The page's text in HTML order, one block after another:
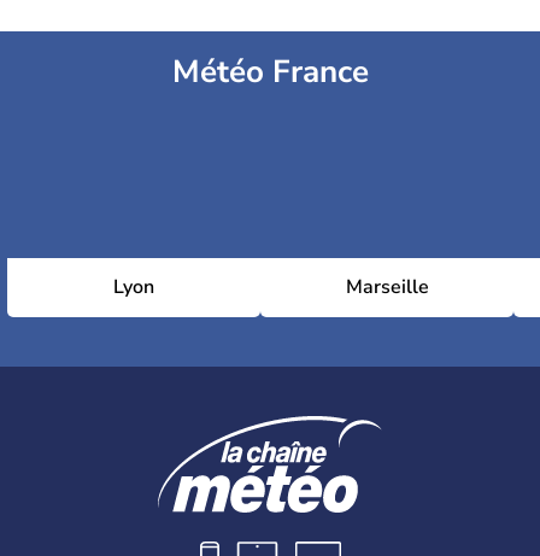
Météo France
Lyon Marseille